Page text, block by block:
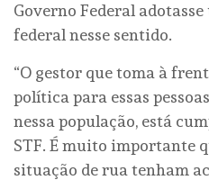
Governo Federal
federal nesse sentido.
“O gestor que toma à
política para essas
nessa população, está
STF. É muito importante
situação de rua tenham